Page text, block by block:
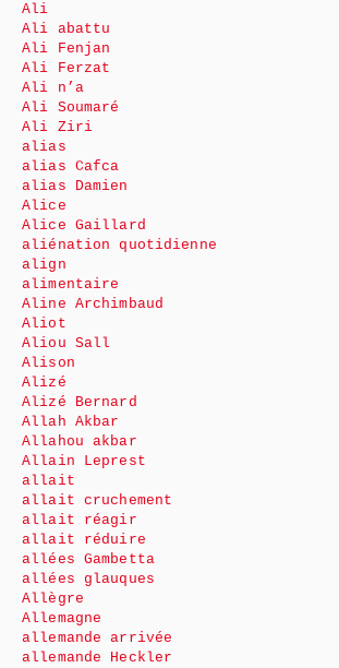
Ali
Ali abattu
Ali Fenjan
Ali Ferzat
Ali n’a
Ali Soumaré
Ali Ziri
alias
alias Cafca
alias Damien
Alice
Alice Gaillard
aliénation quotidienne
align
alimentaire
Aline Archimbaud
Aliot
Aliou Sall
Alison
Alizé
Alizé Bernard
Allah Akbar
Allahou akbar
Allain Leprest
allait
allait cruchement
allait réagir
allait réduire
allées Gambetta
allées glauques
Allègre
Allemagne
allemande arrivée
allemande Heckler